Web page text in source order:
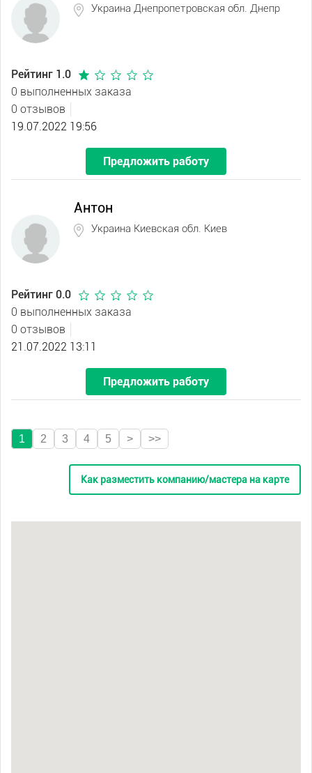
Украина Днепропетровская обл. Днепр
Рейтинг 1.0
0 выполненных заказа
0 отзывов
19.07.2022 19:56
Предложить работу
Антон
Украина Киевская обл. Киев
Рейтинг 0.0
0 выполненных заказа
0 отзывов
21.07.2022 13:11
Предложить работу
1 2 3 4 5 > >>
Как разместить компанию/мастера на карте